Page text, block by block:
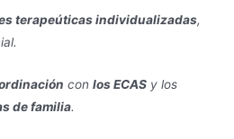
terapeúticas individualizadas,
conlos ECAS y los
de familia.